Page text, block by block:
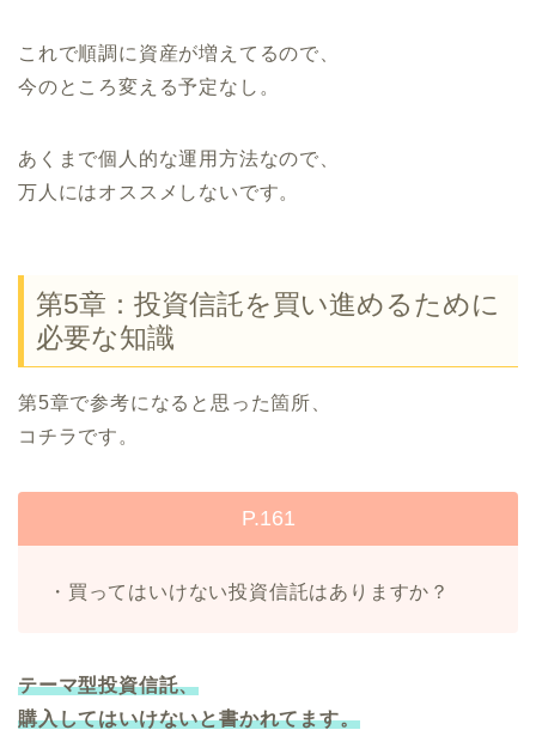
これで順調に資産が増えてるので、
今のところ変える予定なし。
あくまで個人的な運用方法なので、
万人にはオススメしないです。
第5章：投資信託を買い進めるために
必要な知識
第5章で参考になると思った箇所、
コチラです。
P.161
・買ってはいけない投資信託はありますか？
テーマ型投資信託、
購入してはいけないと書かれてます。